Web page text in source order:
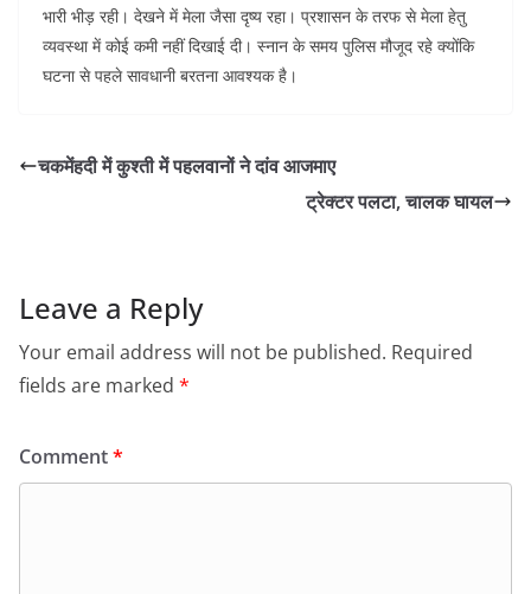
भारी भीड़ रही। देखने में मेला जैसा दृष्य रहा। प्रशासन के तरफ से मेला हेतु
व्यवस्था में कोई कमी नहीं दिखाई दी। स्नान के समय पुलिस मौजूद रहे क्योंकि
घटना से पहले सावधानी बरतना आवश्यक है।
चकमेंहदी में कुश्ती में पहलवानों ने दांव आजमाए
ट्रेक्टर पलटा, चालक घायल
Leave a Reply
Your email address will not be published. Required
fields are marked *
Comment*